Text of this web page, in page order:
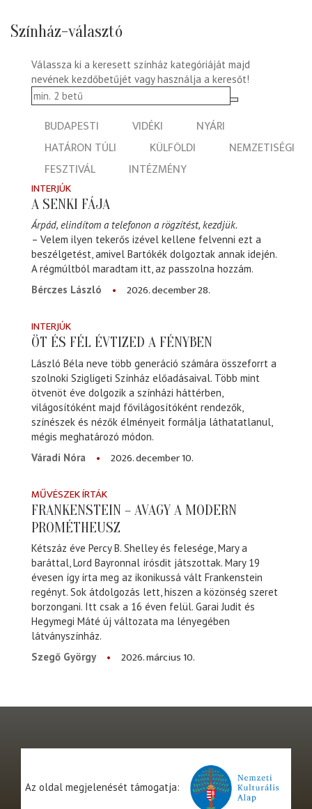
Színház-választó
Válassza ki a keresett színház kategóriáját majd
nevének kezdőbetűjét vagy használja a keresőt!
BUDAPESTI VIDÉKI
NYÁRI
HATÁRON TÚLI
KÜLFÖLDI
NEMZETISÉGI
FESZTIVÁL
INTÉZMÉNY
INTERJÚK
A SENKI FÁJA
Árpád, elindítom a telefonon a rögzítést, kezdjük.
– Velem ilyen tekerős izével kellene felvenni ezt a
beszélgetést, amivel Bartókék dolgoztak annak idején.
A régmúltból maradtam itt, az passzolna hozzám.
Bérczes László
2026. december 28.
INTERJÚK
ÖT ÉS FÉL ÉVTIZED A FÉNYBEN
László Béla neve több generáció számára összeforrt a
szolnoki Szigligeti Színház előadásaival. Több mint
ötvenöt éve dolgozik a színházi háttérben,
világosítóként majd fővilágosítóként rendezők,
színészek és nézők élményeit formálja láthatatlanul,
mégis meghatározó módon.
Váradi Nóra
2026. december 10.
MŰVÉSZEK ÍRTÁK
FRANKENSTEIN – AVAGY A MODERN
PROMÉTHEUSZ
Kétszáz éve Percy B. Shelley és felesége, Mary a
baráttal, Lord Bayronnal írósdit játszottak. Mary 19
évesen így írta meg az ikonikussá vált Frankenstein
regényt. Sok átdolgozás lett, hiszen a közönség szeret
borzongani. Itt csak a 16 éven felül. Garai Judit és
Hegymegi Máté új változata ma lényegében
látványszínház.
Szegő György
2026. március 10.
Az oldal megjelenését támogatja: